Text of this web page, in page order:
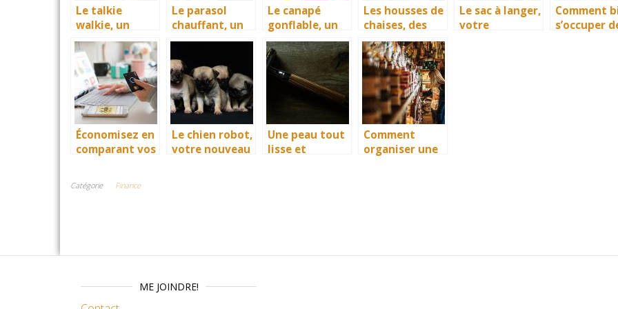
Le talkie
walkie, un
moyen de
communicatio
n pour tous
Le parasol
chauffant, un
accessoire
diffusion de la
chaleur
Le canapé
gonflable, un
meuble par
excellence
pour une
bonne détente
Les housses de
chaises, des
accessoires
idéals pour
protéger vos
investissement
s
Le sac à langer,
votre
Comment
s’occuper
Économisez en
comparant vos
Le chien robot,
votre nouveau
Une peau tout
lisse et
Comment
organiser une
Catégorie Finance
ME JOINDRE!